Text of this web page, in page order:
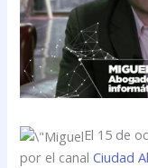
El 15 de
por el canalCiudad